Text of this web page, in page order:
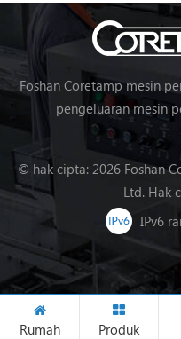
Foshan Coretamp mesin
pengeluaran mesin
pembungkusan
pemprosesan makanan,
mesin
© hak cipta: 2026 Foshan
Ltd. Hak
IPv6
Rumah Produk